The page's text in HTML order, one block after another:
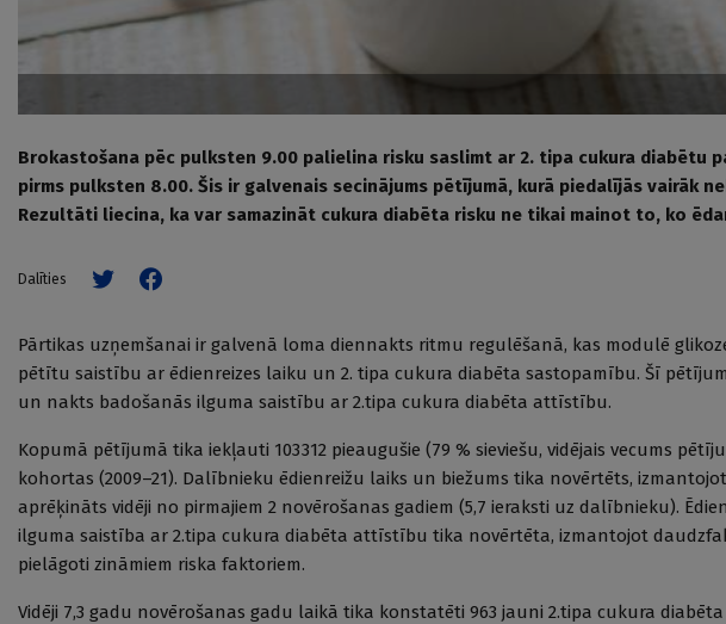
Brokastošana pēc pulksten 9.00 palielina risku saslimt ar 2. tipa cukura diabētu
pirms pulksten 8.00. Šis ir galvenais secinājums pētījumā, kurā piedalījās vairāk
Rezultāti liecina, ka var samazināt cukura diabēta risku ne tikai mainot to, ko
Dalīties
Pārtikas uzņemšanai ir galvenā loma diennakts ritmu regulēšanā, kas modulē
pētītu saistību ar ēdienreizes laiku un 2. tipa cukura diabēta sastopamību. Šī
un nakts badošanās ilguma saistību ar 2.tipa cukura diabēta attīstību.
Kopumā pētījumā tika iekļauti 103 312 pieaugušie (79 % sieviešu, vidējais vecums
kohortas (2009–21). Dalībnieku ēdienreižu laiks un biežums tika novērtēts,
aprēķināts vidēji no pirmajiem 2 novērošanas gadiem (5,7 ieraksti uz dalībnieku).
ilguma saistība ar 2.tipa cukura diabēta attīstību tika novērtēta, izmantojot
pielāgoti zināmiem riska faktoriem.
Vidēji 7,3 gadu novērošanas gadu laikā tika konstatēti 963 jauni 2.tipa cukura